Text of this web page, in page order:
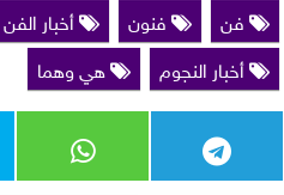
فن
فنون أخبار الفن
أخبار النجوم
هي وهما